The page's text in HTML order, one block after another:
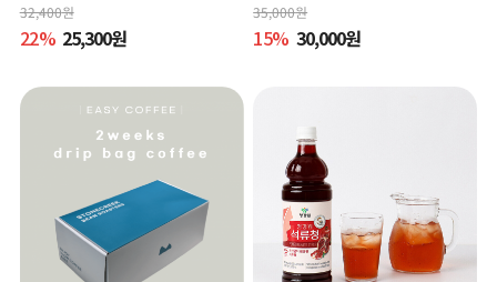
32,400원
22% 25,300원
35,000원
15% 30,000원